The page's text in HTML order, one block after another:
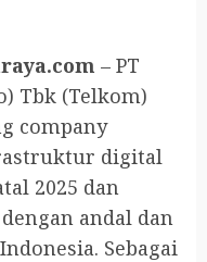
– PT
Tbk (Telkom)
company
digital
2025 dan
andal dan
Sebagai